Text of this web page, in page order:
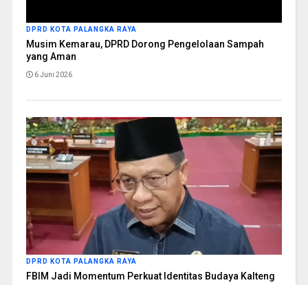
DPRD KOTA PALANGKA RAYA
Musim Kemarau, DPRD Dorong Pengelolaan Sampah
yang Aman
6 Juni 2026
DPRD KOTA PALANGKA RAYA
FBIM Jadi Momentum Perkuat Identitas Budaya Kalteng